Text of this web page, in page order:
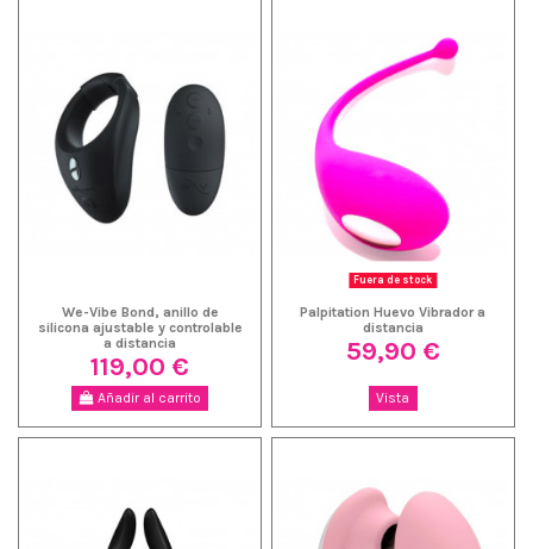
We-Vibe Bond, anillo de
silicona ajustable y controlable
a distancia
119,00 €
Añadir al carrito
Fuera de stock
Palpitation Huevo Vibrador a
distancia
59,90 €
Vista